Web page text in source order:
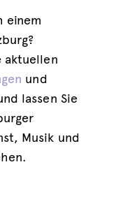
einem
aktuellen
und
lassen Sie
Musik und